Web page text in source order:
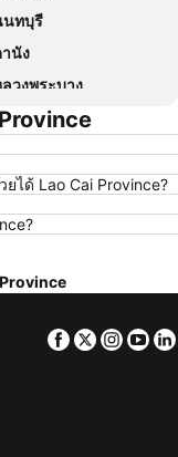
นทบุรี
นัง
วงพระบาง
นยี่
ญจนบุรี
ครราชสีมา
รธานี
ปุ่น
ได้ Lao Cai Province?
Facebook
Twitter